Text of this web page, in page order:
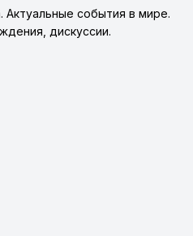
Актуальные события в мире.
дискуссии.